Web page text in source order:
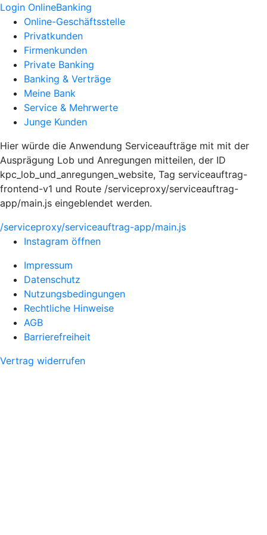
Login OnlineBanking
Online-Geschäftsstelle
Privatkunden
Firmenkunden
Private Banking
Banking & Verträge
Meine Bank
Service & Mehrwerte
Junge Kunden
Hier würde die Anwendung Serviceaufträge mit mit der
Ausprägung Lob und Anregungen mitteilen, der ID
kpc_lob_und_anregungen_website, Tag serviceauftrag-
frontend-v1 und Route /serviceproxy/serviceauftrag-
app/main.js eingeblendet werden.
/serviceproxy/serviceauftrag-app/main.js
Instagram öffnen
Impressum
Datenschutz
Nutzungsbedingungen
Rechtliche Hinweise
AGB
Barrierefreiheit
Vertrag widerrufen